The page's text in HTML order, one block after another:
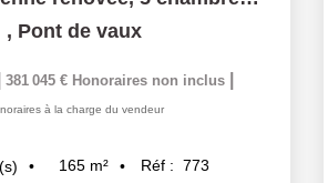
, Pont de vaux
381 045 € Honoraires non inclus
à la charge du vendeur
165 m² Réf : 773